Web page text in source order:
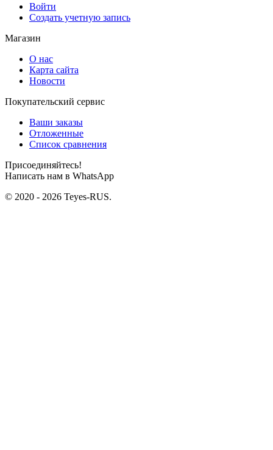
Войти
Создать учетную запись
Магазин
О нас
Карта сайта
Новости
Покупательский сервис
Ваши заказы
Отложенные
Список сравнения
Присоединяйтесь!
Написать нам в WhatsApp
© 2020 - 2026 Teyes-RUS.